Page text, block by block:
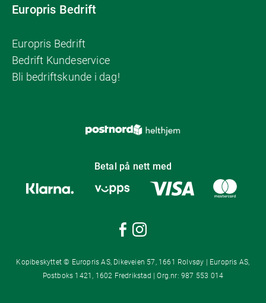
Europris Bedrift
Europris Bedrift
Bedrift Kundeservice
Bli bedriftskunde i dag!
Betal på nett med
Kopibeskyttet © Europris AS, Dikeveien 57, 1661 Rolvsøy | Europris AS,
Postboks 1421, 1602 Fredrikstad | Org.nr: 987 553 014